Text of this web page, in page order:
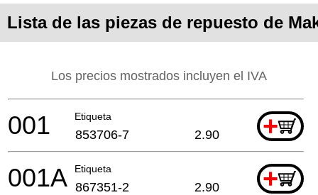
Lista de las piezas de repuesto de
Los precios mostrados incluyen el IVA
Etiqueta +
001 853706-7 2.90
Etiqueta +
001A 867351-2 2.90